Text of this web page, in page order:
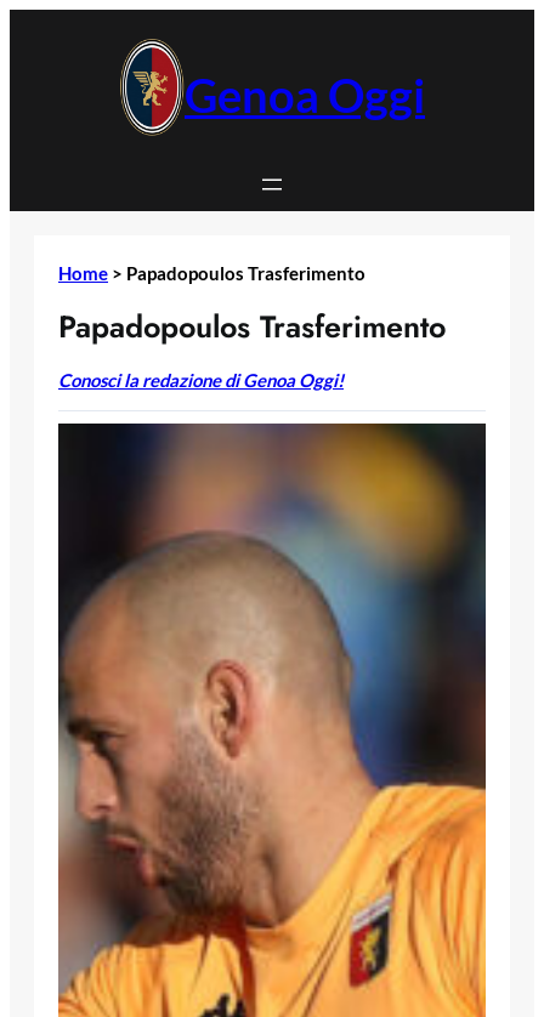
Genoa Oggi
Home > Papadopoulos Trasferimento
Papadopoulos Trasferimento
Conosci la redazione di Genoa Oggi!